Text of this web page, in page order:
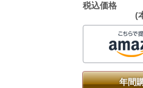
税込価格
(
年間